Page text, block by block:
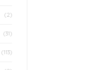
(2)
(31)
(113)